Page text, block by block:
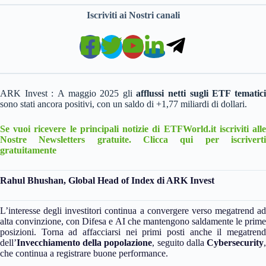
Iscriviti ai Nostri canali
ARK Invest : A maggio 2025 gliafflussi netti sugli ETF tematici
sono stati ancora positivi, con un saldo di +1,77 miliardi di dollari.
Se vuoi ricevere le principali notizie di ETFWorld.it iscriviti alle
Nostre Newsletters gratuite. Clicca qui per iscriverti
gratuitamente
Rahul Bhushan, Global Head of Index di ARK Invest
L’interesse degli investitori continua a convergere verso megatrend ad
alta convinzione, con Difesa e AI che mantengono saldamente le prime
posizioni. Torna ad affacciarsi nei primi posti anche il megatrend
dell’Invecchiamento della popolazione, seguito dallaCybersecurity,
che continua a registrare buone performance.